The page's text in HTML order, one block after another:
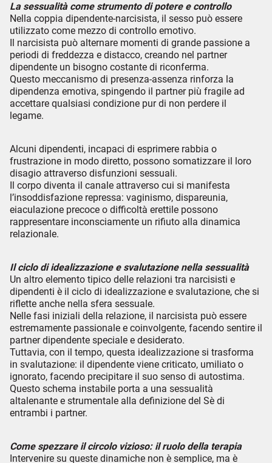
La sessualità come strumento di potere e controllo
Nella coppia dipendente-narcisista, il sesso può essere
utilizzato come mezzo di controllo emotivo.
Il narcisista può alternare momenti di grande passione a
periodi di freddezza e distacco, creando nel partner
dipendente un bisogno costante di riconferma.
Questo meccanismo di presenza-assenza rinforza la
dipendenza emotiva, spingendo il partner più fragile ad
accettare qualsiasi condizione pur di non perdere il
legame.
Alcuni dipendenti, incapaci di esprimere rabbia o
frustrazione in modo diretto, possono somatizzare il loro
disagio attraverso disfunzioni sessuali.
Il corpo diventa il canale attraverso cui si manifesta
l’insoddisfazione repressa: vaginismo, dispareunia,
eiaculazione precoce o difficoltà erettile possono
rappresentare inconsciamente un rifiuto alla dinamica
relazionale.
Il ciclo di idealizzazione e svalutazione nella sessualità
Un altro elemento tipico delle relazioni tra narcisisti e
dipendenti è il ciclo di idealizzazione e svalutazione, che si
riflette anche nella sfera sessuale.
Nelle fasi iniziali della relazione, il narcisista può essere
estremamente passionale e coinvolgente, facendo sentire il
partner dipendente speciale e desiderato.
Tuttavia, con il tempo, questa idealizzazione si trasforma
in svalutazione: il dipendente viene criticato, umiliato o
ignorato, facendo precipitare il suo senso di autostima.
Questo schema instabile porta a una sessualità
altalenante e strumentale alla definizione del Sè di
entrambi i partner.
Come spezzare il circolo vizioso: il ruolo della terapia
Intervenire su queste dinamiche non è semplice, ma è